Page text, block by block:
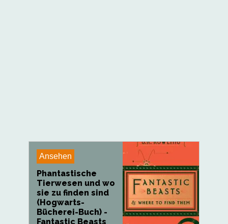
Ansehen
Phantastische
Tierwesen und wo
sie zu finden sind
(Hogwarts-
Bücherei-Buch) -
Fantastic Beasts